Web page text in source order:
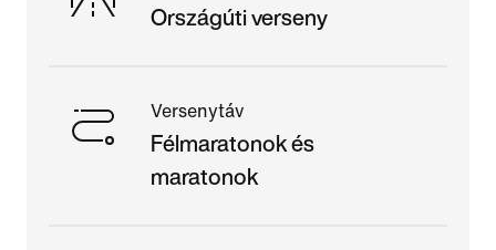
Országúti verseny
Versenytáv
Félmaratonok és
maratonok